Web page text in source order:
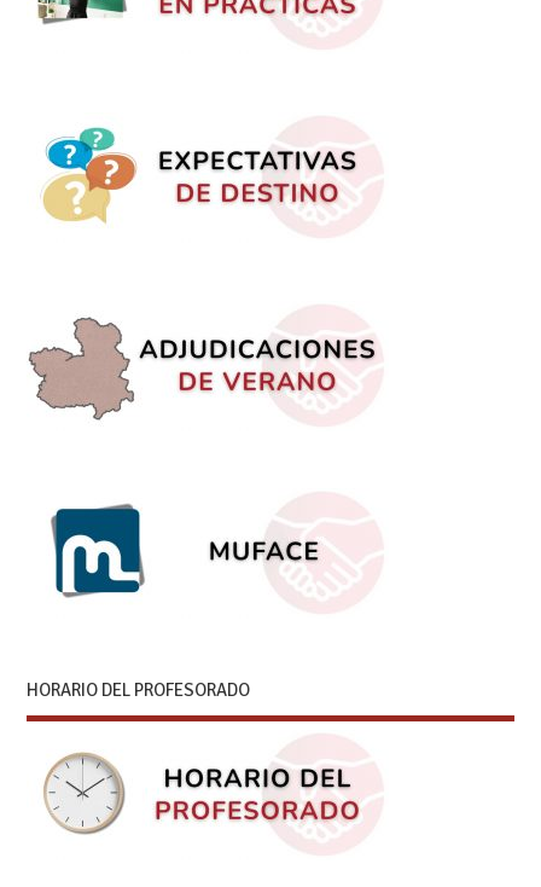
HORARIO DEL PROFESORADO